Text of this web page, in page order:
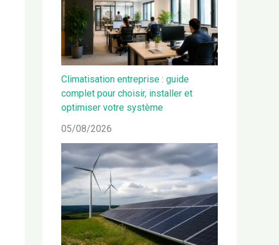
Climatisation entreprise : guide
complet pour choisir, installer et
optimiser votre système
05/08/2026